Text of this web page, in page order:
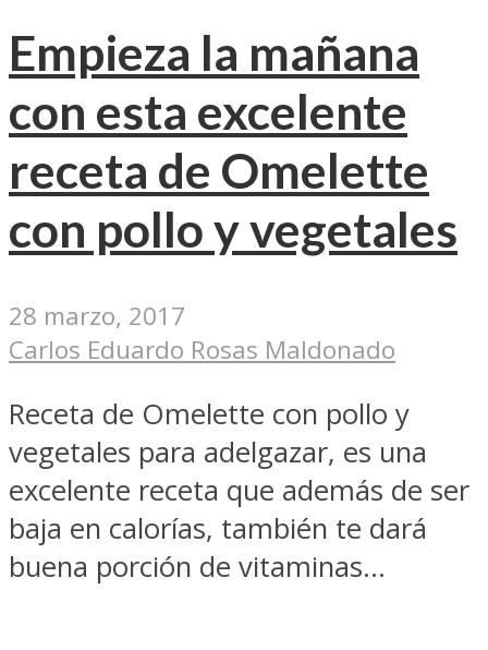
Empieza la mañana
con esta excelente
receta de Omelette
con pollo y vegetales
28 marzo, 2017
Carlos Eduardo Rosas Maldonado
Receta de Omelette con pollo y
vegetales para adelgazar, es una
excelente receta que además de ser
baja en calorías, también te dará
buena porción de vitaminas...